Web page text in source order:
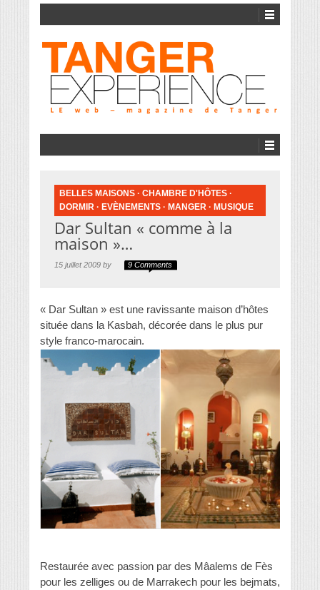
BELLES MAISONS · CHAMBRE D'HÔTES ·
DORMIR · EVÈNEMENTS · MANGER · MUSIQUE
Dar Sultan « comme à la
maison »…
15 juillet 2009 by 9 Comments
« Dar Sultan » est une ravissante maison d’hôtes
située dans la Kasbah, décorée dans le plus pur
style franco-marocain.
Restaurée avec passion par des Mâalems de Fès
pour les zelliges ou de Marrakech pour les bejmats,